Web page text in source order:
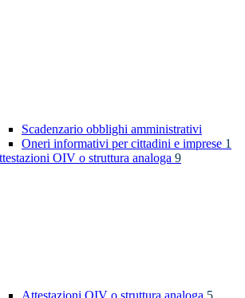
Scadenzario obblighi amministrativi
Oneri informativi per cittadini e imprese 1
OIV o struttura analoga 9